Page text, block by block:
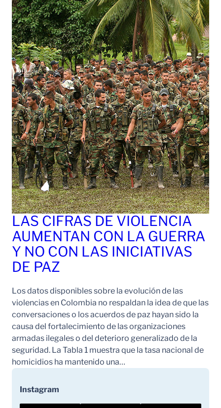
LAS CIFRAS DE VIOLENCIA
AUMENTAN CON LA GUERRA
Y NO CON LAS INICIATIVAS
DE PAZ
Los datos disponibles sobre la evolución de las
violencias en Colombia no respaldan la idea de que las
conversaciones o los acuerdos de paz hayan sido la
causa del fortalecimiento de las organizaciones
armadas ilegales o del deterioro generalizado de la
seguridad. La Tabla 1 muestra que la tasa nacional de
homicidios ha mantenido una…
Instagram